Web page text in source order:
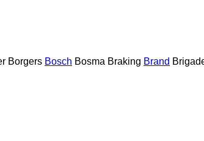
Borgers Bosch Bosma Braking Brand